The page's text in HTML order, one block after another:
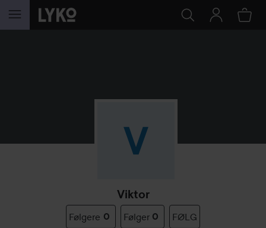
GÅ TIL INDHOLD
Viktor
Følgere 0 Følger 0 FØLG